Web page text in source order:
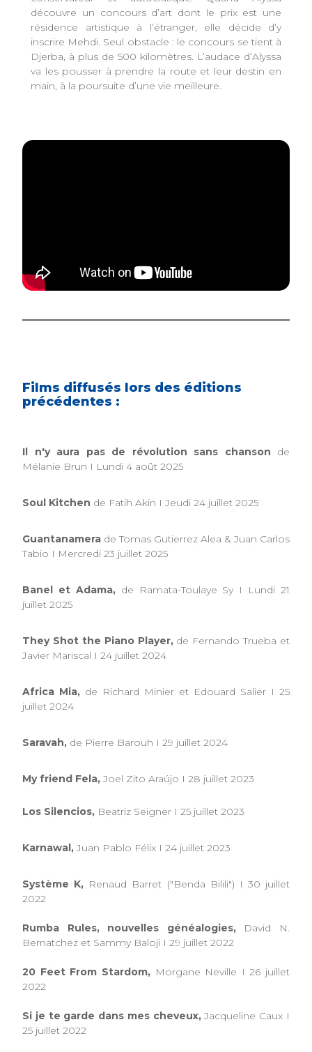
découvre un concours d’art dont le prix est une
résidence artistique à l’étranger, elle décide d’y
inscrire Mehdi. Seul obstacle : le concours se tient à
Djerba, à plus de 500 kilomètres. L’audace d’Alyssa
va les pousser à prendre la route et leur destin en
main, à la poursuite d’une vie meilleure.
Films diffusés lors des éditions
précédentes :
Il n'y aura pas de révolution sans chanson de
Mélanie Brun I Lundi 4 août 2025
Soul Kitchen de Fatih Akin I Jeudi 24 juillet 2025
Guantanamera de Tomas Gutierrez Alea & Juan Carlos
Tabio I Mercredi 23 juillet 2025
Banel et Adama, de Ramata-Toulaye Sy I Lundi 21
juillet 2025
They Shot the Piano Player,de Fernando Trueba et
Javier Mariscal I 24 juillet 2024
Africa Mia, de Richard Minier et Edouard Salier I 25
juillet 2024
Saravah, de Pierre Barouh I 29 juillet 2024
My friend Fela,Joel Zito Araújo I 28 juillet 2023
Los Silencios, Beatriz Seigner I 25 juillet 2023
Karnawal,Juan Pablo Félix I 24 juillet 2023
Système K, Renaud Barret ("Benda Bilili") I 30 juillet
2022
Rumba Rules, nouvelles généalogies, David N.
Bernatchez et Sammy Baloji I 29 juillet 2022
20 Feet From Stardom, Morgane Neville I 26 juillet
2022
Si je te garde dans mes cheveux,Jacqueline Caux I
25 juillet 2022